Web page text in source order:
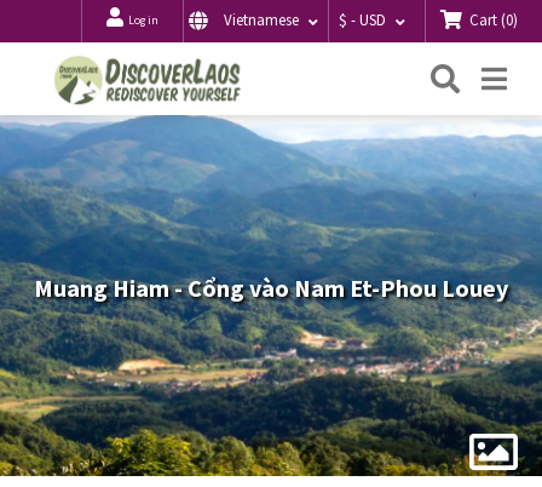
Log in Vietnamese $ - USD Cart(0)
Muang Hiam - Cổng vào Nam Et-Phou Louey